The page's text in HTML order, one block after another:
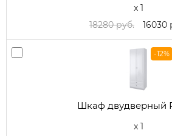
x 1
18280 руб.
16030
-12%
Шкаф двудверный
x 1